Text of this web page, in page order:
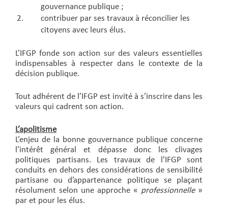
gouvernance publique ;
contribuer par ses travaux à réconcilier les
citoyens avec leurs élus.
L’IFGP fonde son action sur des valeurs essentielles
indispensables à respecter dans le contexte de la
décision publique.
Tout adhérent de l’IFGP est invité à s’inscrire dans les
valeurs qui cadrent son action.
L’apolitisme
L’enjeu de la bonne gouvernance publique concerne
l’intérêt général et dépasse donc les clivages
politiques partisans. Les travaux de l’IFGP sont
conduits en dehors des considérations de sensibilité
partisane ou d’appartenance politique se plaçant
résolument selon une approche « professionnelle»
par et pour les élus.